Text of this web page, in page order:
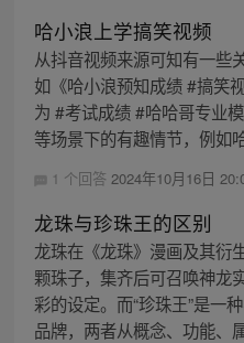
哈小浪上学搞笑视频
从抖音视频来源可知有一些
如《哈小浪预知成绩 #搞笑
为 #考试成绩 #哈哈哥专业
等场景下的有趣情节，例如
1 个回答 2024年10月16日
龙珠与珍珠王的区别
龙珠在《龙珠》漫画及其衍
颗珠子，集齐后可召唤神龙
彩的设定。而“珍珠王”是一
品牌，两者从概念、功能、